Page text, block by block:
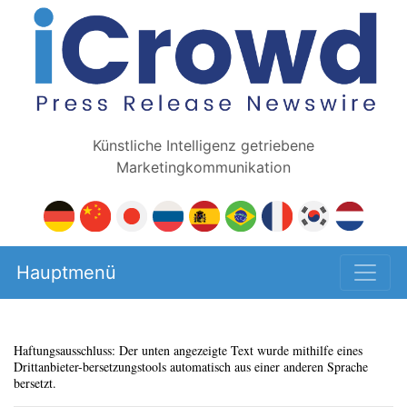
Künstliche Intelligenz getriebene
Marketingkommunikation
Hauptmenü
Haftungsausschluss: Der unten angezeigte Text wurde mithilfe eines
Drittanbieter-bersetzungstools automatisch aus einer anderen Sprache
bersetzt.